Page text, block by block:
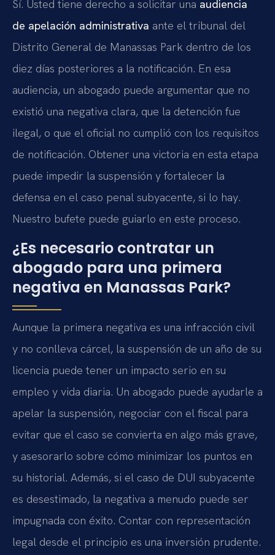
Sí. Usted tiene derecho a solicitar una audiencia
de apelación administrativa ante el tribunal del
Distrito General de Manassas Park dentro de los
diez días posteriores a la notificación. En esa
audiencia, un abogado puede argumentar que no
existió una negativa clara, que la detención fue
ilegal, o que el oficial no cumplió con los requisitos
de notificación. Obtener una victoria en esta etapa
puede impedir la suspensión y fortalecer la
defensa en el caso penal subyacente, si lo hay.
Nuestro bufete puede guiarlo en este proceso.
¿Es necesario contratar un
abogado para una primera
negativa en Manassas Park?
Aunque la primera negativa es una infracción civil
y no conlleva cárcel, la suspensión de un año de su
licencia puede tener un impacto serio en su
empleo y vida diaria. Un abogado puede ayudarle a
apelar la suspensión, negociar con el fiscal para
evitar que el caso se convierta en algo más grave,
y asesorarlo sobre cómo minimizar los puntos en
su historial. Además, si el caso de DUI subyacente
es desestimado, la negativa a menudo puede ser
impugnada con éxito. Contar con representación
legal desde el principio es una inversión prudente.